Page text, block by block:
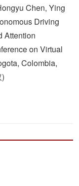
Chen, Ying
Driving
Attention
on Virtual
Colombia,